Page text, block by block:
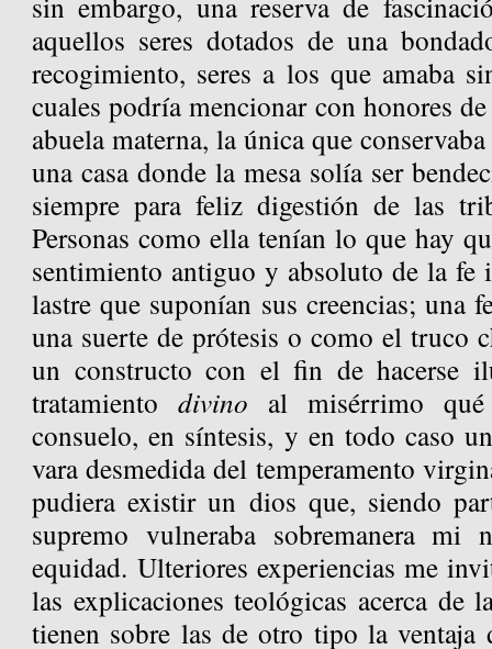
aquellos seres dotados de una
recogimiento, seres a los que amaba
cuales podría mencionar con honores
abuela materna, la única que
una casa donde la mesa solía ser
siempre para feliz digestión de las
Personas como ella tenían lo que hay
sentimiento antiguo y absoluto de la fe
lastre que suponían sus creencias; una
una suerte de prótesis o como el truco
un constructo con el fin de hacerse
tratamientodivino al misérrimo
consuelo, en síntesis, y en todo caso
vara desmedida del temperamento
pudiera existir un dios que, siendo
supremo vulneraba sobremanera mi
equidad. Ulteriores experiencias me
las explicaciones teológicas acerca de
tienen sobre las de otro tipo la ventaja